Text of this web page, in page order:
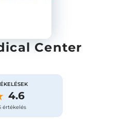
Center
4.6
értékelés